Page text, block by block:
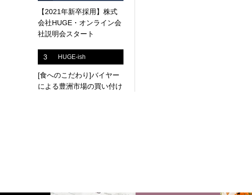
【2021年新卒採用】株式
会社HUGE・オンライン会
社説明会スタート
3 HUGE-ish
[食へのこだわり]バイヤー
による豊洲市場の買い付け